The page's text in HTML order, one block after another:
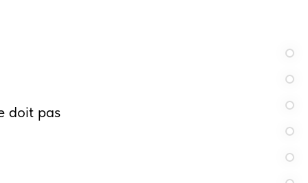
doit pas